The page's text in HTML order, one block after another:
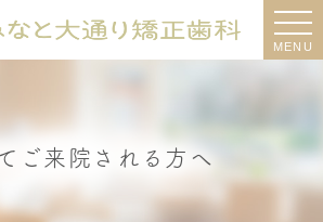
MENU
ご来院される方へ